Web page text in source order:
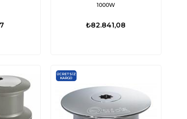
1000W
₺82.841,08
ÜCRETSIZ
KARGO